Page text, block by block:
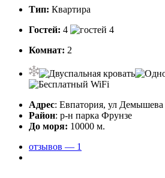
Тип: Квартира
Гостей: 4
Комнат: 2
Адрес: Евпатория, ул Демышева
Район: р-н парка Фрунзе
До моря: 10000 м.
отзывов — 1